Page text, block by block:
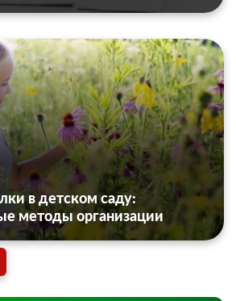
в детском саду:
методы организации